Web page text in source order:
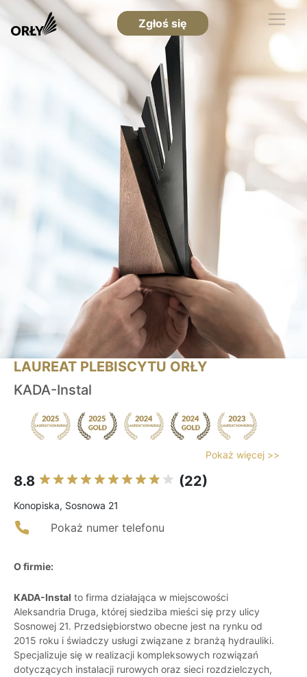
Zgłoś się
LAUREAT PLEBISCYTU ORŁY
KADA-Instal
Pokaż więcej >>
8.8 (22)
Konopiska, Sosnowa 21
Pokaż numer telefonu
O firmie:
KADA-Instal to firma działająca w miejscowości
Aleksandria Druga, której siedziba mieści się przy ulicy
Sosnowej 21. Przedsiębiorstwo obecne jest na rynku od
2015 roku i świadczy usługi związane z branżą hydrauliki.
Specjalizuje się w realizacji kompleksowych rozwiązań
dotyczących instalacji rurowych oraz sieci rozdzielczych,